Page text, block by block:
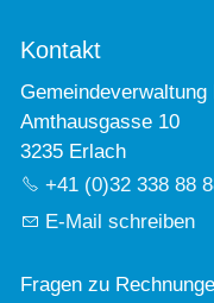
Kontakt
Gemeindeverwaltung
Amthausgasse 10
3235 Erlach
+41 (0)32 338 88
E-Mail schreiben
Fragen zu